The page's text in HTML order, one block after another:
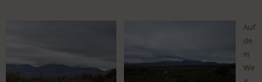
Auf
de
m
We